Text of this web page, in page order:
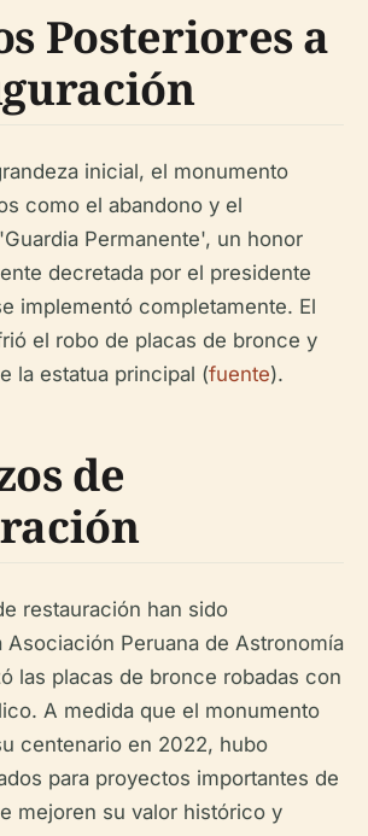
Posteriores a
inicial, el monumento
como el abandono y el
Permanente', un honor
decretada por el presidente
implementó completamente. El
el robo de placas de bronce y
la estatua principal (fuente).
de
restauración han sido
Asociación Peruana de Astronomía
las placas de bronce robadas con
A medida que el monumento
centenario en 2022, hubo
para proyectos importantes de
mejoren su valor histórico y